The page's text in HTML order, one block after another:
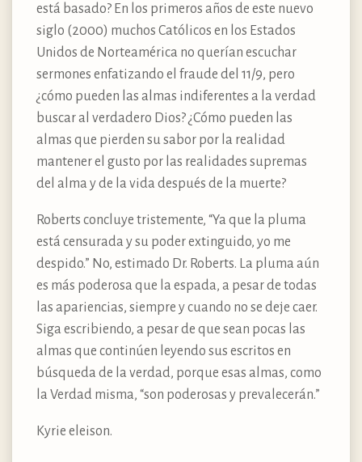
está basado? En los primeros años de este nuevo
siglo (2000) muchos Católicos en los Estados
Unidos de Norteamérica no querían escuchar
sermones enfatizando el fraude del 11/9, pero
¿cómo pueden las almas indiferentes a la verdad
buscar al verdadero Dios? ¿Cómo pueden las
almas que pierden su sabor por la realidad
mantener el gusto por las realidades supremas
del alma y de la vida después de la muerte?
Roberts concluye tristemente, “Ya que la pluma
está censurada y su poder extinguido, yo me
despido.” No, estimado Dr. Roberts. La pluma aún
es más poderosa que la espada, a pesar de todas
las apariencias, siempre y cuando no se deje caer.
Siga escribiendo, a pesar de que sean pocas las
almas que continúen leyendo sus escritos en
búsqueda de la verdad, porque esas almas, como
la Verdad misma, “son poderosas y prevalecerán.”
Kyrie eleison.